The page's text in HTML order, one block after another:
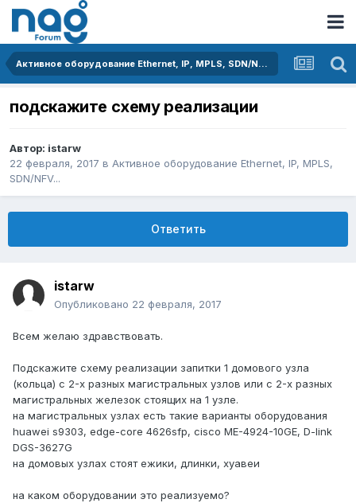
Активное оборудование Ethernet, IP, MPLS, SDN/NFV...
подскажите схему реализации
Автор: istarw
22 февраля, 2017 в Активное оборудование Ethernet, IP, MPLS,
SDN/NFV...
Ответить
istarw
Опубликовано 22 февраля, 2017
Всем желаю здравствовать.
Подскажите схему реализации запитки 1 домового узла
(кольца) с 2-х разных магистральных узлов или с 2-х разных
магистральных железок стоящих на 1 узле.
на магистральных узлах есть такие варианты оборудования
huawei s9303, edge-core 4626sfp, cisco ME-4924-10GE, D-link
DGS-3627G
на домовых узлах стоят ежики, длинки, хуавеи
на каком оборудовании это реализуемо?